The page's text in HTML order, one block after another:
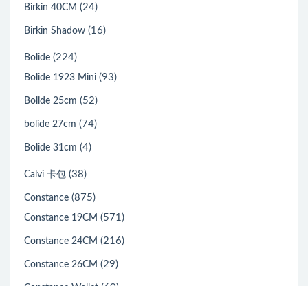
Birkin 40CM (24)
Birkin Shadow (16)
Bolide (224)
Bolide 1923 Mini (93)
Bolide 25cm (52)
bolide 27cm (74)
Bolide 31cm (4)
Calvi 卡包 (38)
Constance (875)
Constance 19CM (571)
Constance 24CM (216)
Constance 26CM (29)